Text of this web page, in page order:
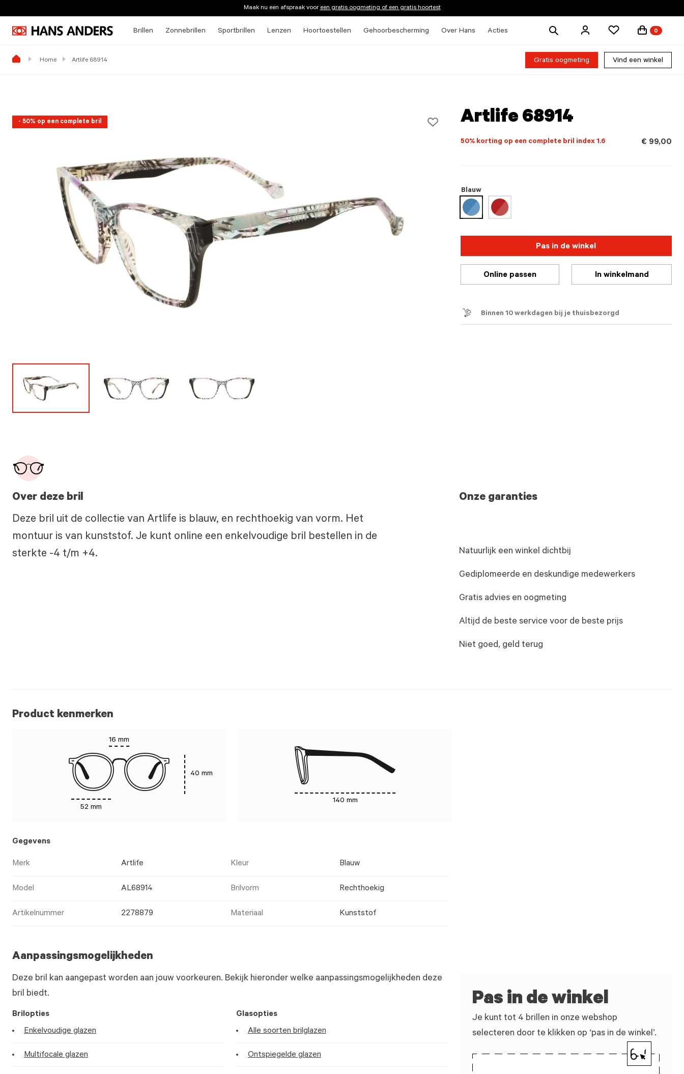
Maak nu een afspraak vooreen gratis oogmeting of een gratis hoortest
Brillen Zonnebrillen Sportbrillen Lenzen Hoortoestellen Gehoorbescherming Over Hans Acties
Zoek
0
Home Artlife 68914 Gratis oogmeting Vind een winkel
- 50% op een complete bril Artlife 68914
50% korting op een complete bril index 1.6 € 99,00
Blauw
geselecteerd
Pas in de winkel
Online passen In winkelmand
Binnen 10 werkdagen bij je thuisbezorgd
Over deze bril
Deze bril uit de collectie van Artlife is blauw, en rechthoekig van vorm. Het
montuur is van kunststof. Je kunt online een enkelvoudige bril bestellen in de
sterkte -4 t/m +4.
Onze garanties
Natuurlijk een winkel dichtbij
Gediplomeerde en deskundige medewerkers
Gratis advies en oogmeting
Altijd de beste service voor de beste prijs
Niet goed, geld terug
Product kenmerken
16 mm
52 mm
40 mm
140 mm
Gegevens
Merk Artlife Kleur Blauw
Model AL68914 Brilvorm Rechthoekig
Artikelnummer 2278879 Materiaal Kunststof
Aanpassingsmogelijkheden
Deze bril kan aangepast worden aan jouw voorkeuren. Bekijk hieronder welke aanpassingsmogelijkheden deze
bril biedt.
Brilopties
Enkelvoudige glazen
Multifocale glazen
Glasopties
Alle soorten brilglazen
Ontspiegelde glazen
Pas in de winkel
Je kunt tot 4 brillen in onze webshop
selecteren door te klikken op ‘pas in de winkel’.